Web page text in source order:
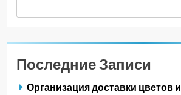
Последние Записи
Организация доставки цветов